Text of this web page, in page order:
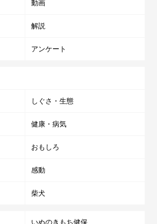
動画
解説
アンケート
しぐさ・生態
健康・病気
おもしろ
感動
柴犬
いぬのきもち健保